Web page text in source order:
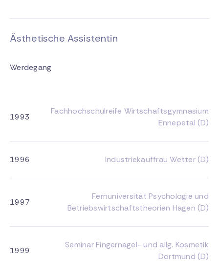
Ästhetische Assistentin
Werdegang
1993
Fachhochschulreife Wirtschaftsgymnasium
Ennepetal (D)
1996 Industriekauffrau Wetter (D)
1997
Fernuniversität Psychologie und
Betriebswirtschaftstheorien Hagen (D)
1999
Seminar Fingernagel- und allg. Kosmetik
Dortmund (D)